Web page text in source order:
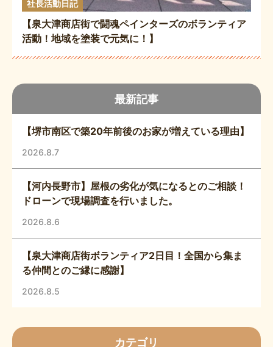
最新記事
【堺市南区で築20年前後のお家が増えている理由】
2026.8.7
【河内長野市】屋根の劣化が気になるとのご相談！
ドローンで現場調査を行いました。
2026.8.6
【泉大津商店街ボランティア2日目！全国から集ま
る仲間とのご縁に感謝】
2026.8.5
カテゴリ
社長活動日記
【泉大津商店街で闘魂ペインターズのボランティア
活動！地域を塗装で元気に！】